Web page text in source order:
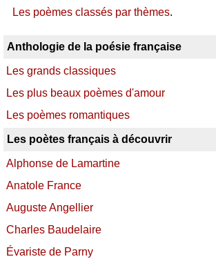
Les poèmes classés par thèmes.
Anthologie de la poésie française
Les grands classiques
Les plus beaux poèmes d'amour
Les poèmes romantiques
Les poètes français à découvrir
Alphonse de Lamartine
Anatole France
Auguste Angellier
Charles Baudelaire
Évariste de Parny